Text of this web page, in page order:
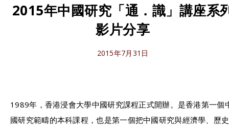
2015年中國研究「通．識」講座系
影片分享
2015年7月31日
1989年，香港浸會大學中國研究課程正式開辦。是香港第一個
國研究範疇的本科課程­，也是第一個把中國研究與經濟學、歷史